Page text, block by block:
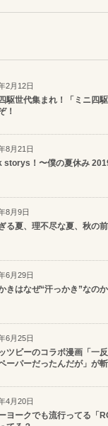
2月12日
駆世代集まれ！「ミニ四
！
8月21日
storys！〜僕の夏休み
8月9日
る夏、理不尽な夏、秋の
6月29日
きはなぜ“汗っかき”なのか
6月25日
ツビーのコラボ漫画「一
ーパーだったんだが」が
4月20日
ヨークでも流行ってる「